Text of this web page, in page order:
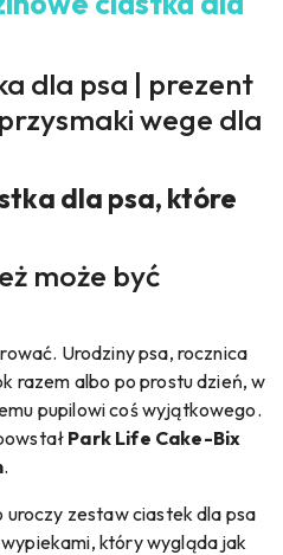
dla psa | prezent
wege dla
dla psa, które
może być
Urodziny psa, rocznica
razem albo po prostu dzień, w
pupilowi coś wyjątkowego.
Park Life Cake-Bix
.
uroczy zestaw ciastek dla psa
który wygląda jak